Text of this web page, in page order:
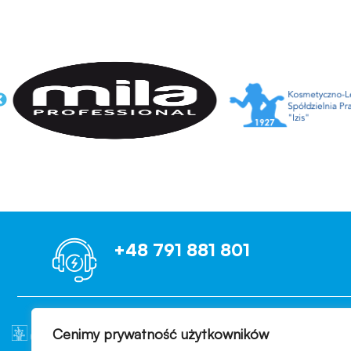
Cenimy prywatność użytkowników
+48 791 881 801
OCENIAMY